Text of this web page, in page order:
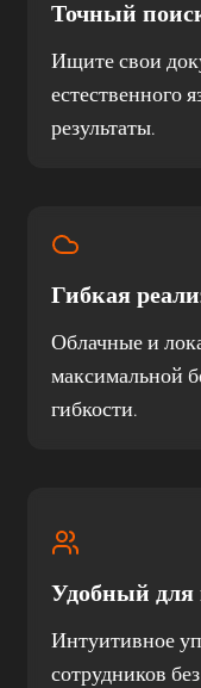
Точный
Ищите свои
естественного
результаты.
Гибкая
Облачные и
максимальной
гибкости.
Удобный для
Интуитивное
сотрудников